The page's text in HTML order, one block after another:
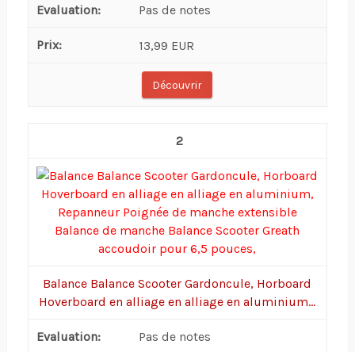
Pas de notes
13,99 EUR
Découvrir
2
Balance Balance Scooter Gardoncule, Horboard
Hoverboard en alliage en alliage en aluminium...
Pas de notes